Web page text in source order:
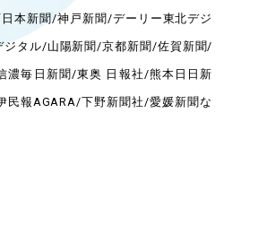
インタビュー
本新聞/神戸新聞/デーリー東北デジ
ジタル/山陽新聞/京都新聞/佐賀新聞/
濃毎日新聞/東奥 日報社/熊本日日新
民報AGARA/下野新聞社/愛媛新聞な